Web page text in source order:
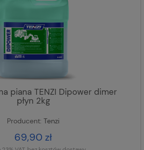
piana TENZI Dipower dimer
płyn 2kg
Producent: Tenzi
69,90 zł